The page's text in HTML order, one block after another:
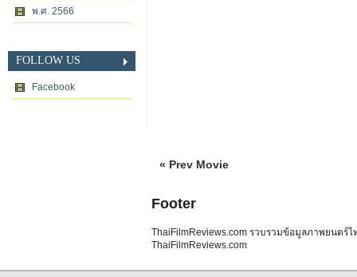
พ.ศ. 2566
FOLLOW US
Facebook
« Prev Movie
Footer
ThaiFilmReviews.com รวบรวมข้อมูลภาพยนตร์
ThaiFilmReviews.com